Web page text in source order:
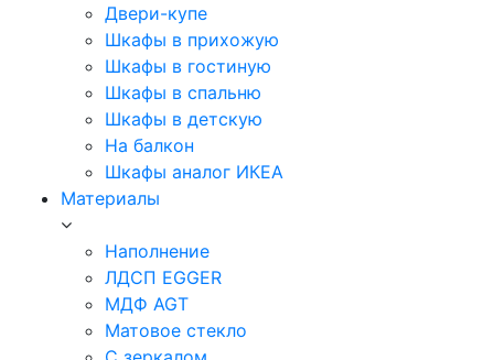
Двери-купе
Шкафы в прихожую
Шкафы в гостиную
Шкафы в спальню
Шкафы в детскую
На балкон
Шкафы аналог ИКЕА
Материалы
Наполнение
ЛДСП EGGER
МДФ AGT
Матовое стекло